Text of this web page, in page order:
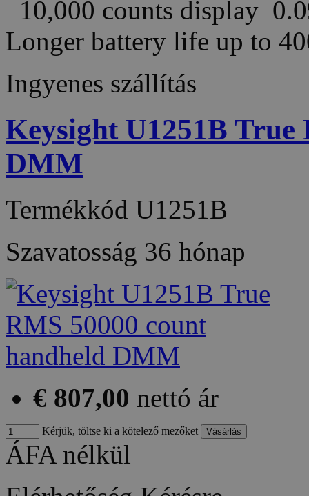
10,000 counts display
Longer battery life up to
Ingyenes szállítás
Keysight U1251B True
DMM
Termékkód U1251B
Szavatosság 36 hónap
€ 807,00 nettó ár
Kérjük, töltse ki a kötelező mezőket
ÁFA nélkül